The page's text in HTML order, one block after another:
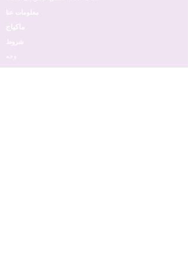
معلومات عنا
ماكياج
شروط
وجه